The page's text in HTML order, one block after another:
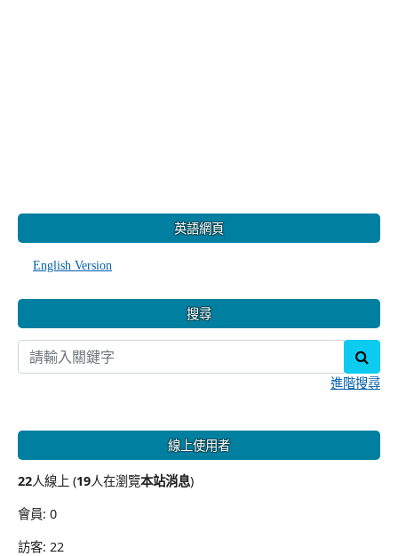
英語網頁
English Version
搜尋
進階搜尋
線上使用者
22人線上 (19人在瀏覽本站消息)
會員: 0
訪客: 22